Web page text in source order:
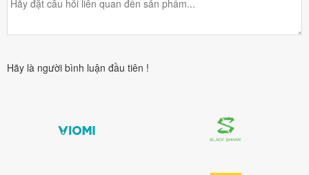
Hãy là người bình luận đầu tiên !